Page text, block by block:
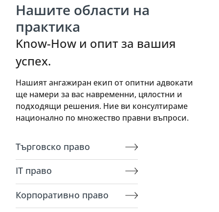
Нашите области на
практика
Know-How и опит за вашия
успех.
Нашият ангажиран екип от опитни адвокати
ще намери за вас навременни, цялостни и
подходящи решения. Ние ви консултираме
национално по множество правни въпроси.
Търговско право
IT право
Корпоративно право